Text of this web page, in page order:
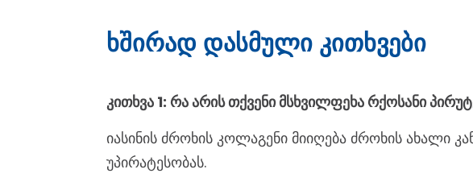
Ხშირად Დასმული Კითხვები
კითხვა 1: რა არის თქვენი მსხვილფეხა რქოსანი
იასინის ძროხის კოლაგენი მიიღება ძროხის ახალი
უპირატესობას.